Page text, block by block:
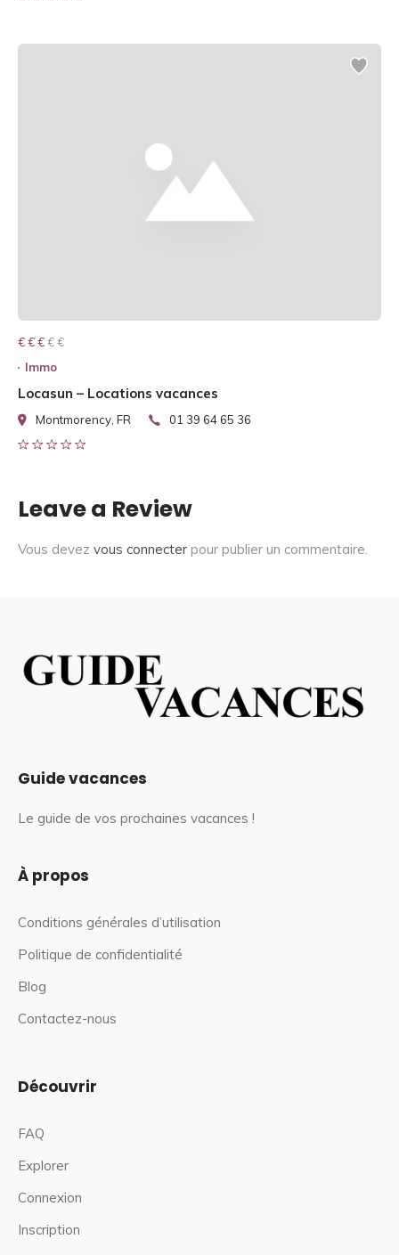
€ € € € €
€ € €
Immo
Locasun – Locations vacances
Montmorency, FR 01 39 64 65 36
Leave a Review
Vous devez vous connecter pour publier un commentaire.
Guide vacances
Le guide de vos prochaines vacances !
À propos
Conditions générales d’utilisation
Politique de confidentialité
Blog
Contactez-nous
Découvrir
FAQ
Explorer
Connexion
Inscription